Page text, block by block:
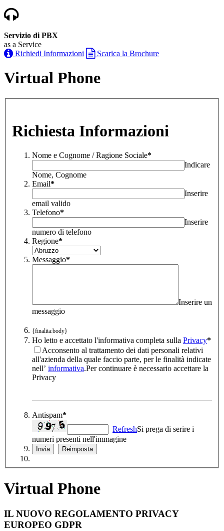
Servizio di PBX
as a Service
Richiedi Informazioni
Scarica la Brochure
Virtual Phone
Richiesta Informazioni
Nome e Cognome / Ragione Sociale*
Indicare
Nome, Cognome
Email*
Inserire
email valido
Telefono*
Inserire
numero di telefono
Regione*
Messaggio*
Inserire un
messaggio
{finalita:body}
Ho letto e accettato l'informativa completa sulla Privacy*
Acconsento al trattamento dei dati personali relativi
all'azienda della quale faccio parte, per le finalità indicate
nell’ informativa.Per continuare è necessario accettare la
Privacy
Antispam*
RefreshSi prega di serire i
numeri presenti nell'immagine
Virtual Phone
IL NUOVO REGOLAMENTO PRIVACY
EUROPEO GDPR